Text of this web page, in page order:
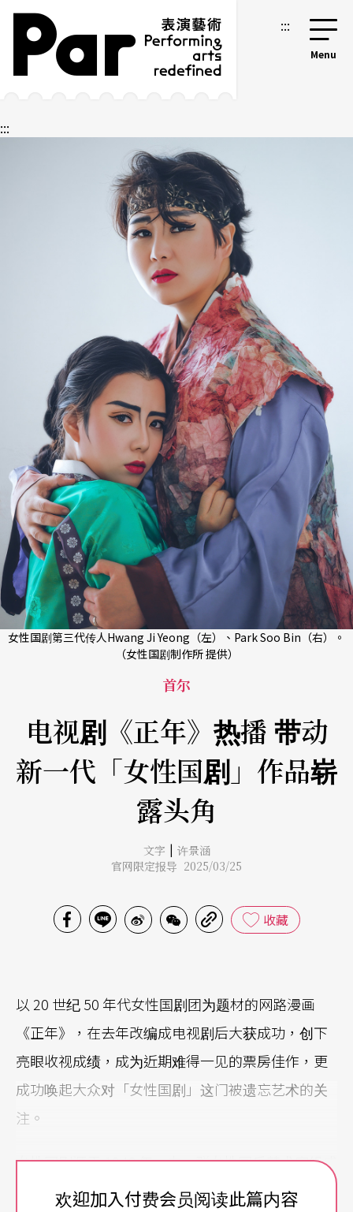
跳到主要内容区块
网站导览 :::
:::
女性国剧第三代传人Hwang Ji Yeong（左）、Park Soo Bin（右）。
（女性国剧制作所 提供）
首尔
电视剧《正年》热播 带动
新一代「女性国剧」作品崭
露头角
文字 | 许景涵
官网限定报导 2025/03/25
收藏
以 20 世纪 50 年代女性国剧团为题材的网路漫画
《正年》，在去年改编成电视剧后大获成功，创下
亮眼收视成绩，成为近期难得一见的票房佳作，更
成功唤起大众对「女性国剧」这门被遗忘艺术的关
注。
女性国剧源于 1948 年，由一群女性国乐艺术家组成
的「女性国乐同好会」（여성국악동호회）开创，
欢迎加入付费会员阅读此篇内容